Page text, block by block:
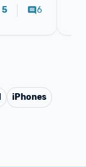
5 6
iPhones